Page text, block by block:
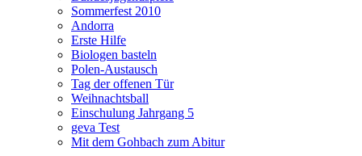
Sommerfest 2010
Andorra
Erste Hilfe
Biologen basteln
Polen-Austausch
Tag der offenen Tür
Weihnachtsball
Einschulung Jahrgang 5
geva Test
Mit dem Gohbach zum Abitur